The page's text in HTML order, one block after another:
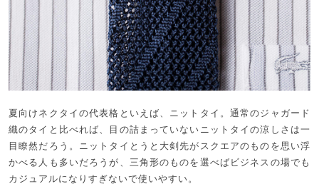
夏向けネクタイの代表格といえば、ニットタイ。通常のジャガード
織のタイと比べれば、目の詰まっていないニットタイの涼しさは一
目瞭然だろう。ニットタイとうと大剣先がスクエアのものを思い浮
かべる人も多いだろうが、三角形のものを選べばビジネスの場でも
カジュアルになりすぎないで使いやすい。